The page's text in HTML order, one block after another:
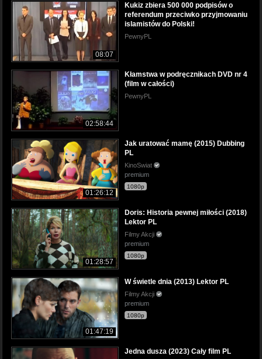
08:07
Kukiz zbiera 500 000 podpisów o
referendum przeciwko przyjmowaniu
islamistów do Polski!
PewnyPL
02:58:44
Kłamstwa w podręcznikach DVD nr 4
(film w całości)
PewnyPL
01:26:12
Jak uratować mamę (2015) Dubbing
PL
KinoSwiat
premium
1080p
01:28:57
Doris: Historia pewnej miłości (2018)
Lektor PL
Filmy Akcji
premium
1080p
01:47:19
W świetle dnia (2013) Lektor PL
Filmy Akcji
premium
1080p
Jedna dusza (2023) Cały film PL